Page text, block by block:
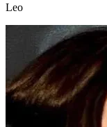
Leo